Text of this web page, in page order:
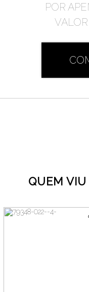
POR
QUEM VIU